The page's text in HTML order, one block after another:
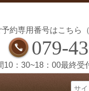
予約専用番号はこちら
079-
10：30~18：00最終受